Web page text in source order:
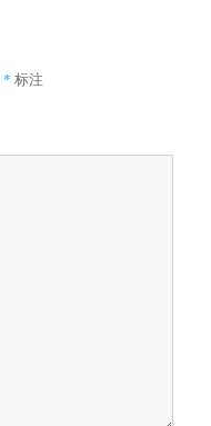
* 标注